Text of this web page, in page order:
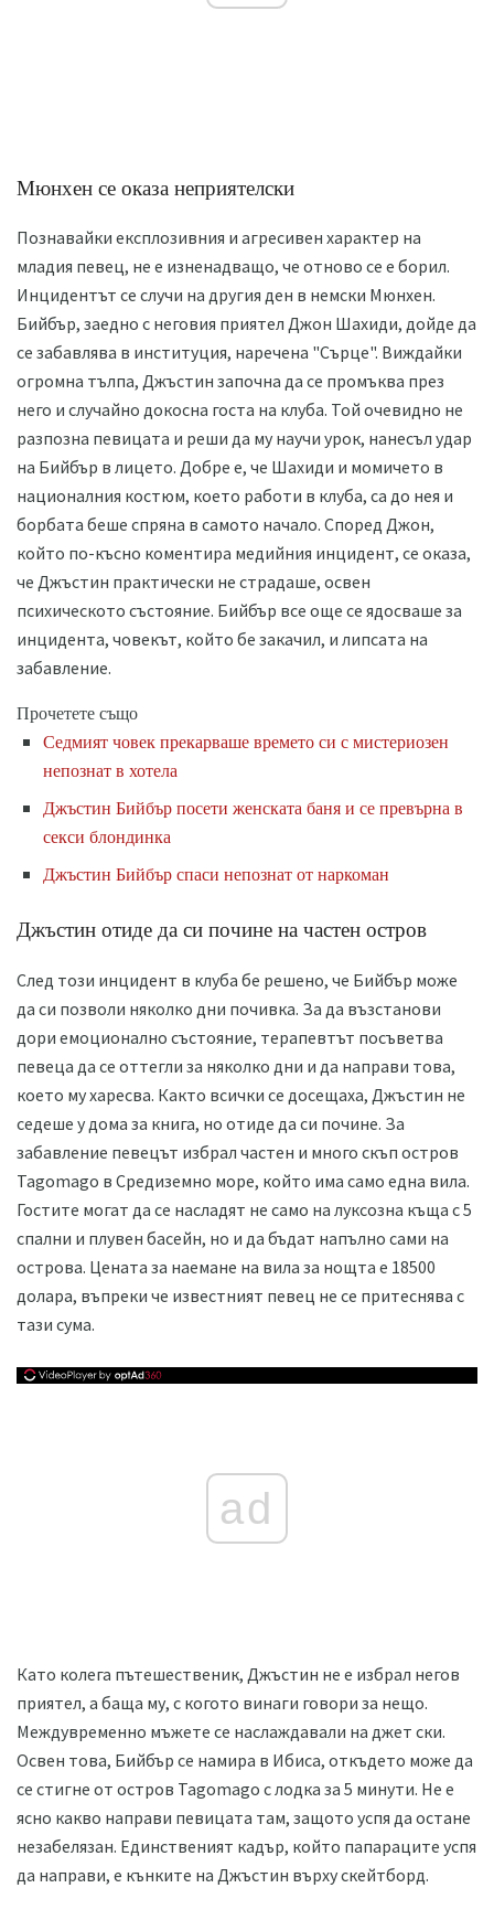
Мюнхен се оказа неприятелски
Познавайки експлозивния и агресивен характер на
младия певец, не е изненадващо, че отново се е борил.
Инцидентът се случи на другия ден в немски Мюнхен.
Бийбър, заедно с неговия приятел Джон Шахиди, дойде да
се забавлява в институция, наречена "Сърце". Виждайки
огромна тълпа, Джъстин започна да се промъква през
него и случайно докосна госта на клуба. Той очевидно не
разпозна певицата и реши да му научи урок, нанесъл удар
на Бийбър в лицето. Добре е, че Шахиди и момичето в
националния костюм, което работи в клуба, са до нея и
борбата беше спряна в самото начало. Според Джон,
който по-късно коментира медийния инцидент, се оказа,
че Джъстин практически не страдаше, освен
психическото състояние. Бийбър все още се ядосваше за
инцидента, човекът, който бе закачил, и липсата на
забавление.
Прочетете също
Седмият човек прекарваше времето си с мистериозен
непознат в хотела
Джъстин Бийбър посети женската баня и се превърна в
секси блондинка
Джъстин Бийбър спаси непознат от наркоман
Джъстин отиде да си почине на частен остров
След този инцидент в клуба бе решено, че Бийбър може
да си позволи няколко дни почивка. За да възстанови
дори емоционално състояние, терапевтът посъветва
певеца да се оттегли за няколко дни и да направи това,
което му харесва. Както всички се досещаха, Джъстин не
седеше у дома за книга, но отиде да си почине. За
забавление певецът избрал частен и много скъп остров
Tagomago в Средиземно море, който има само една вила.
Гостите могат да се насладят не само на луксозна къща с 5
спални и плувен басейн, но и да бъдат напълно сами на
острова. Цената за наемане на вила за нощта е 18500
долара, въпреки че известният певец не се притеснява с
тази сума.
ad
Като колега пътешественик, Джъстин не е избрал негов
приятел, а баща му, с когото винаги говори за нещо.
Междувременно мъжете се наслаждавали на джет ски.
Освен това, Бийбър се намира в Ибиса, откъдето може да
се стигне от остров Tagomago с лодка за 5 минути. Не е
ясно какво направи певицата там, защото успя да остане
незабелязан. Единственият кадър, който папараците успя
да направи, е кънките на Джъстин върху скейтборд.